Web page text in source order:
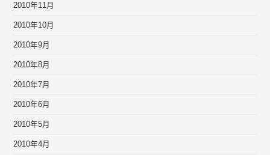
2010年11月
2010年10月
2010年9月
2010年8月
2010年7月
2010年6月
2010年5月
2010年4月